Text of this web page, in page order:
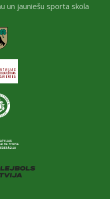
un jauniešu sporta skola